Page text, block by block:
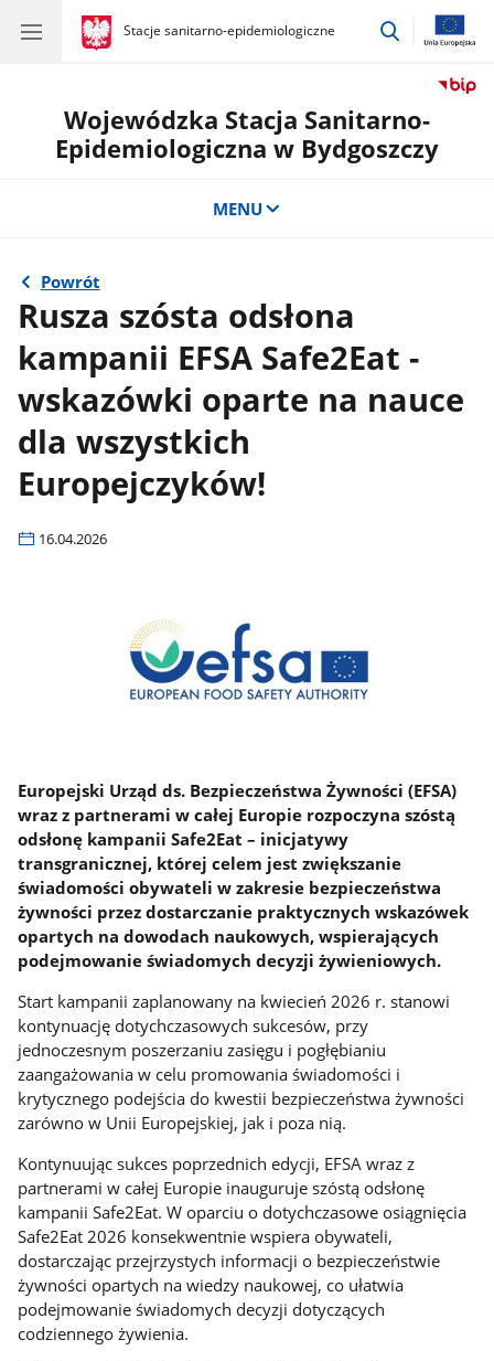
gov.pl
Stacje sanitarno-epidemiologiczne
gov.pl
Stacje
przejdź
Wojewódzka Stacja Sanitarno-
Epidemiologiczna w Bydgoszczy
MENU
Powrót
Rusza szósta odsłona
kampanii EFSA Safe2Eat -
wskazówki oparte na nauce
dla wszystkich
Europejczyków!
16.04.2026
Europejski Urząd ds. Bezpieczeństwa Żywności (EFSA)
wraz z partnerami w całej Europie rozpoczyna szóstą
odsłonę kampanii Safe2Eat – inicjatywy
transgranicznej, której celem jest zwiększanie
świadomości obywateli w zakresie bezpieczeństwa
żywności przez dostarczanie praktycznych wskazówek
opartych na dowodach naukowych, wspierających
podejmowanie świadomych decyzji żywieniowych.
Start kampanii zaplanowany na kwiecień 2026 r. stanowi
kontynuację dotychczasowych sukcesów, przy
jednoczesnym poszerzaniu zasięgu i pogłębianiu
zaangażowania w celu promowania świadomości i
krytycznego podejścia do kwestii bezpieczeństwa żywności
zarówno w Unii Europejskiej, jak i poza nią.
Kontynuując sukces poprzednich edycji, EFSA wraz z
partnerami w całej Europie inauguruje szóstą odsłonę
kampanii Safe2Eat. W oparciu o dotychczasowe osiągnięcia
Safe2Eat 2026 konsekwentnie wspiera obywateli,
dostarczając przejrzystych informacji o bezpieczeństwie
żywności opartych na wiedzy naukowej, co ułatwia
podejmowanie świadomych decyzji dotyczących
codziennego żywienia.